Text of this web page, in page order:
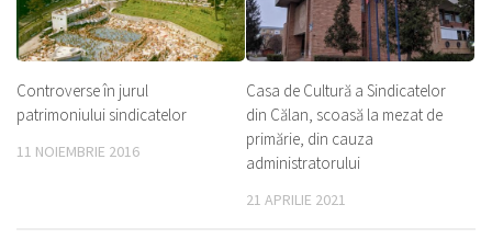
Controverse în jurul
patrimoniului sindicatelor
11 NOIEMBRIE 2016
Casa de Cultură a Sindicatelor
din Călan, scoasă la mezat de
primărie, din cauza
administratorului
21 APRILIE 2021